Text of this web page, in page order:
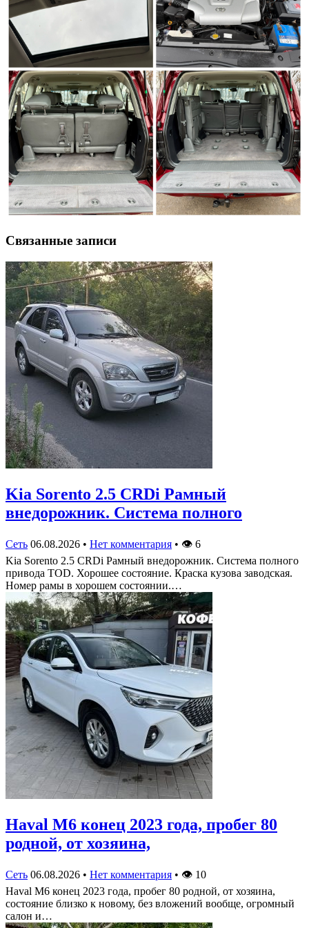
Связанные записи
Kia Sorento 2.5 CRDi Рамный
внедорожник. Система полного
Сеть 06.08.2026 • Нет комментария • 👁 6
Kia Sorento 2.5 CRDi Рамный внедорожник. Система полного
привода TOD. Хорошее состояние. Краска кузова заводская.
Номер рамы в хорошем состоянии.…
Haval M6 конец 2023 года, пробег 80
родной, от хозяина,
Сеть 06.08.2026 • Нет комментария • 👁 10
Haval M6 конец 2023 года, пробег 80 родной, от хозяина,
состояние близко к новому, без вложений вообще, огромный
салон и…